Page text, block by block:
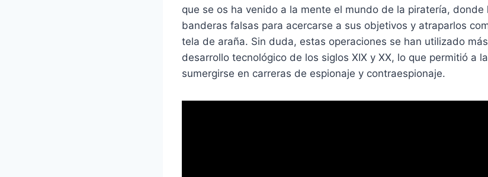
que se os ha venido a la mente el mundo de la piratería, donde
banderas falsas para acercarse a sus objetivos y atraparlos
tela de araña. Sin duda, estas operaciones se han utilizado
desarrollo tecnológico de los siglos XIX y XX, lo que permitió a
sumergirse en carreras de espionaje y contraespionaje.